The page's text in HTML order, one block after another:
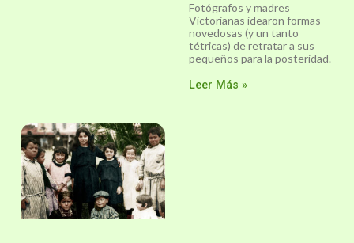
Fotógrafos y madres
Victorianas idearon formas
novedosas (y un tanto
tétricas) de retratar a sus
pequeños para la posteridad.
Leer Más »